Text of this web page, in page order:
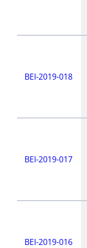
BEI-2019-018
BEI-2019-017
BEI-2019-016